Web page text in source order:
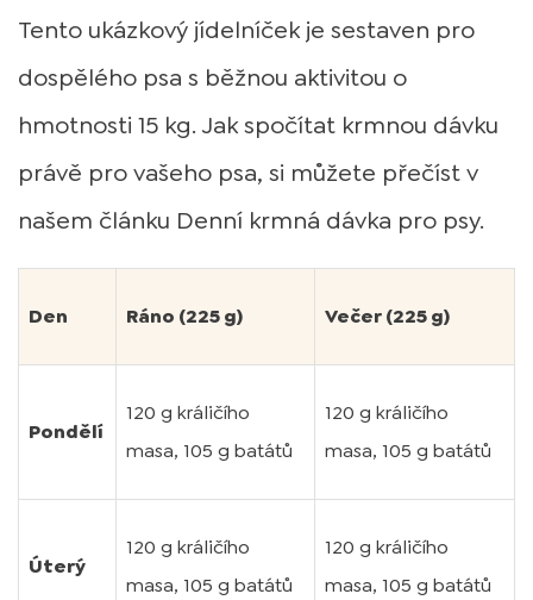
Tento ukázkový jídelníček je sestaven pro
dospělého psa s běžnou aktivitou o
hmotnosti 15 kg. Jak spočítat krmnou dávku
právě pro vašeho psa, si můžete přečíst v
našem článku Denní krmná dávka pro psy.
Den Ráno (225 g) Večer (225 g)
Pondělí
120 g králičího
masa, 105 g batátů
120 g králičího
masa, 105 g batátů
Úterý
120 g králičího
masa, 105 g batátů
120 g králičího
masa, 105 g batátů